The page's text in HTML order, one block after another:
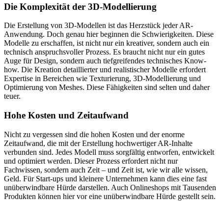
Die Komplexität der 3D-Modellierung
Die Erstellung von 3D-Modellen ist das Herzstück jeder AR-
Anwendung. Doch genau hier beginnen die Schwierigkeiten. Diese
Modelle zu erschaffen, ist nicht nur ein kreativer, sondern auch ein
technisch anspruchsvoller Prozess. Es braucht nicht nur ein gutes
Auge für Design, sondern auch tiefgreifendes technisches Know-
how. Die Kreation detaillierter und realistischer Modelle erfordert
Expertise in Bereichen wie Texturierung, 3D-Modellierung und
Optimierung von Meshes. Diese Fähigkeiten sind selten und daher
teuer.
Hohe Kosten und Zeitaufwand
Nicht zu vergessen sind die hohen Kosten und der enorme
Zeitaufwand, die mit der Erstellung hochwertiger AR-Inhalte
verbunden sind. Jedes Modell muss sorgfältig entworfen, entwickelt
und optimiert werden. Dieser Prozess erfordert nicht nur
Fachwissen, sondern auch Zeit – und Zeit ist, wie wir alle wissen,
Geld. Für Start-ups und kleinere Unternehmen kann dies eine fast
unüberwindbare Hürde darstellen. Auch Onlineshops mit Tausenden
Produkten können hier vor eine unüberwindbare Hürde gestellt sein.